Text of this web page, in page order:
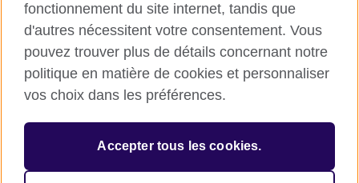
British Council global
Conditions d’utilisation et protection des données
Cookies
Plan du site
© 2026 British Council
L’agence britannique internationale dédiée aux domaines de
l’éducation et des relations culturelles. Une association caritative
fonctionnement du site internet, tandis que
d'autres nécessitent votre consentement. Vous
pouvez trouver plus de détails concernant notre
politique en matière de cookies et personnaliser
vos choix dans les préférences.
Accepter tous les cookies.